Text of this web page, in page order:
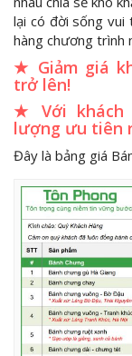
lại có đời sống vui
hàng chương trình
★ Giảm giá
trở lên!
★ Với khách
lượng ưu tiên
Đây là bảng giá